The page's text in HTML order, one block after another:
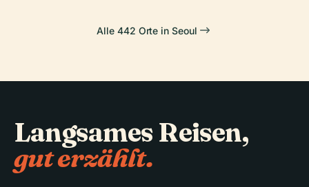
Alle 442 Orte in Seoul
Langsames Reisen,
gut erzählt.